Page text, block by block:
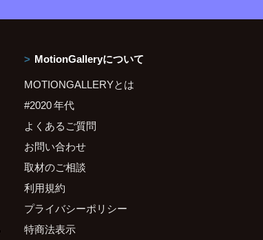
MotionGalleryについて
MOTIONGALLERYとは
#2020 年代
よくあるご質問
お問い合わせ
取材のご相談
利用規約
プライバシーポリシー
特商法表示